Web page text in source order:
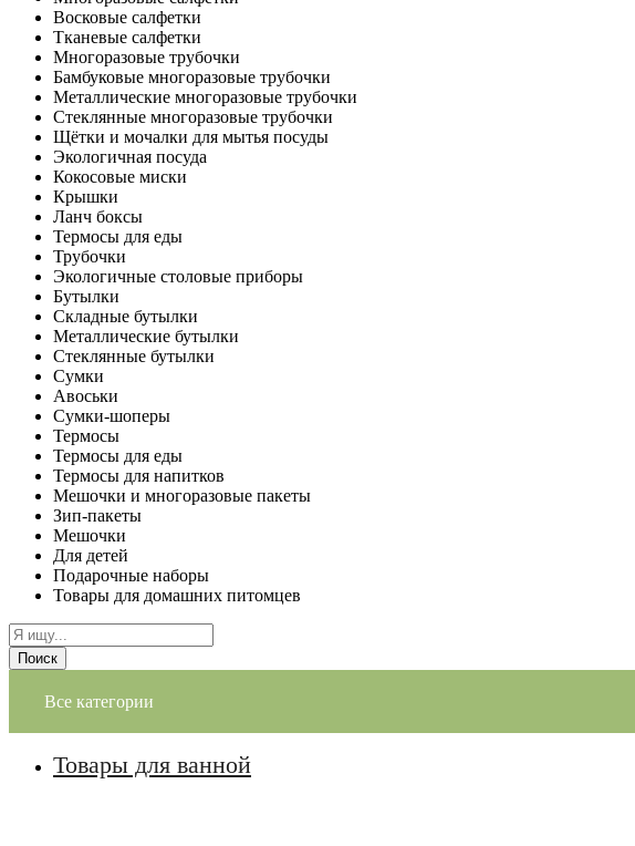
Восковые салфетки
Тканевые салфетки
Многоразовые трубочки
Бамбуковые многоразовые трубочки
Металлические многоразовые трубочки
Стеклянные многоразовые трубочки
Щётки и мочалки для мытья посуды
Экологичная посуда
Кокосовые миски
Крышки
Ланч боксы
Термосы для еды
Трубочки
Экологичные столовые приборы
Бутылки
Складные бутылки
Металлические бутылки
Стеклянные бутылки
Сумки
Авоськи
Сумки-шоперы
Термосы
Термосы для еды
Термосы для напитков
Мешочки и многоразовые пакеты
Зип-пакеты
Мешочки
Для детей
Подарочные наборы
Товары для домашних питомцев
Поиск
Все категории
Товары для ванной